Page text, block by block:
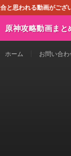
いましたら、下
原神攻略動画まと
ホーム お問い合わ